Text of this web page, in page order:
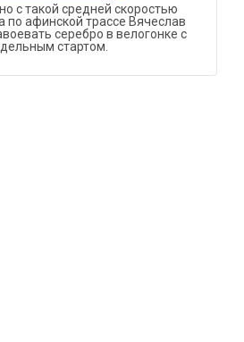
с такой средней скоростью
по афинской трассе Вячеслав
серебро в велогонке с
стартом.